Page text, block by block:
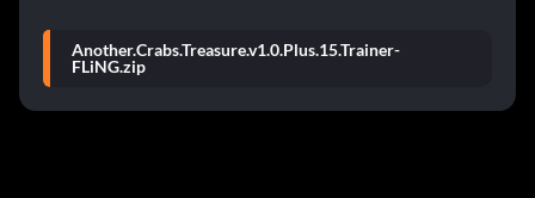
Another.Crabs.Treasure.v1.0.Plus.15.Trainer-
FLiNG.zip